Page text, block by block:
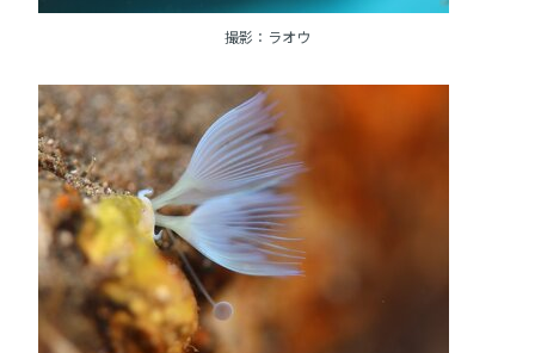
撮影：ラオウ